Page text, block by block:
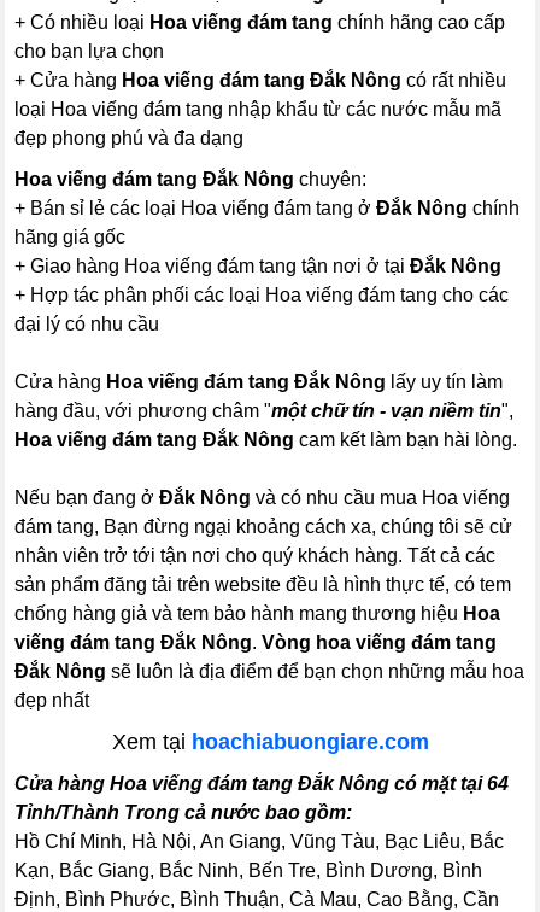
+ Có nhiều loại Hoa viếng đám tang chính hãng cao cấp
cho bạn lựa chọn
+ Cửa hàng Hoa viếng đám tang Đắk Nông có rất nhiều
loại Hoa viếng đám tang nhập khẩu từ các nước mẫu mã
đẹp phong phú và đa dạng
Hoa viếng đám tang Đắk Nôngchuyên:
+ Bán sỉ lẻ các loại Hoa viếng đám tang ởĐắk Nông chính
hãng giá gốc
+ Giao hàng Hoa viếng đám tang tận nơi ở tạiĐắk Nông
+ Hợp tác phân phối các loại Hoa viếng đám tang cho các
đại lý có nhu cầu
Cửa hàng Hoa viếng đám tang Đắk Nông lấy uy tín làm
hàng đầu, với phương châm "một chữ tín - vạn niềm tin",
Hoa viếng đám tang Đắk Nông cam kết làm bạn hài lòng.
Nếu bạn đang ởĐắk Nông và có nhu cầu mua Hoa viếng
đám tang, Bạn đừng ngại khoảng cách xa, chúng tôi sẽ cử
nhân viên trở tới tận nơi cho quý khách hàng. Tất cả các
sản phẩm đăng tải trên website đều là hình thực tế, có tem
chống hàng giả và tem bảo hành mang thương hiệu Hoa
viếng đám tang Đắk Nông.Vòng hoa viếng đám tang
Đắk Nông sẽ luôn là địa điểm để bạn chọn những mẫu hoa
đẹp nhất
Xem tại hoachiabuongiare.com
Cửa hàng Hoa viếng đám tang Đắk Nông có mặt tại 64
Tỉnh/Thành Trong cả nước bao gồm:
Hồ Chí Minh, Hà Nội, An Giang, Vũng Tàu, Bạc Liêu, Bắc
Kạn, Bắc Giang, Bắc Ninh, Bến Tre, Bình Dương, Bình
Định, Bình Phước, Bình Thuận, Cà Mau, Cao Bằng, Cần